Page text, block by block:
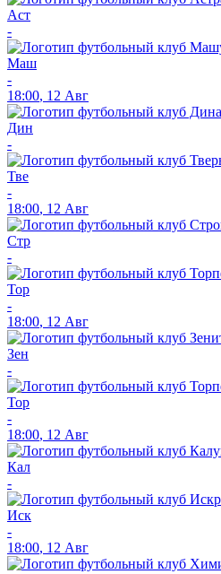
Аст
-
Маш
-
18:00, 12 Авг
Дин
-
Тве
-
18:00, 12 Авг
Стр
-
Тор
-
18:00, 12 Авг
Зен
-
Тор
-
18:00, 12 Авг
Кал
-
Иск
-
18:00, 12 Авг